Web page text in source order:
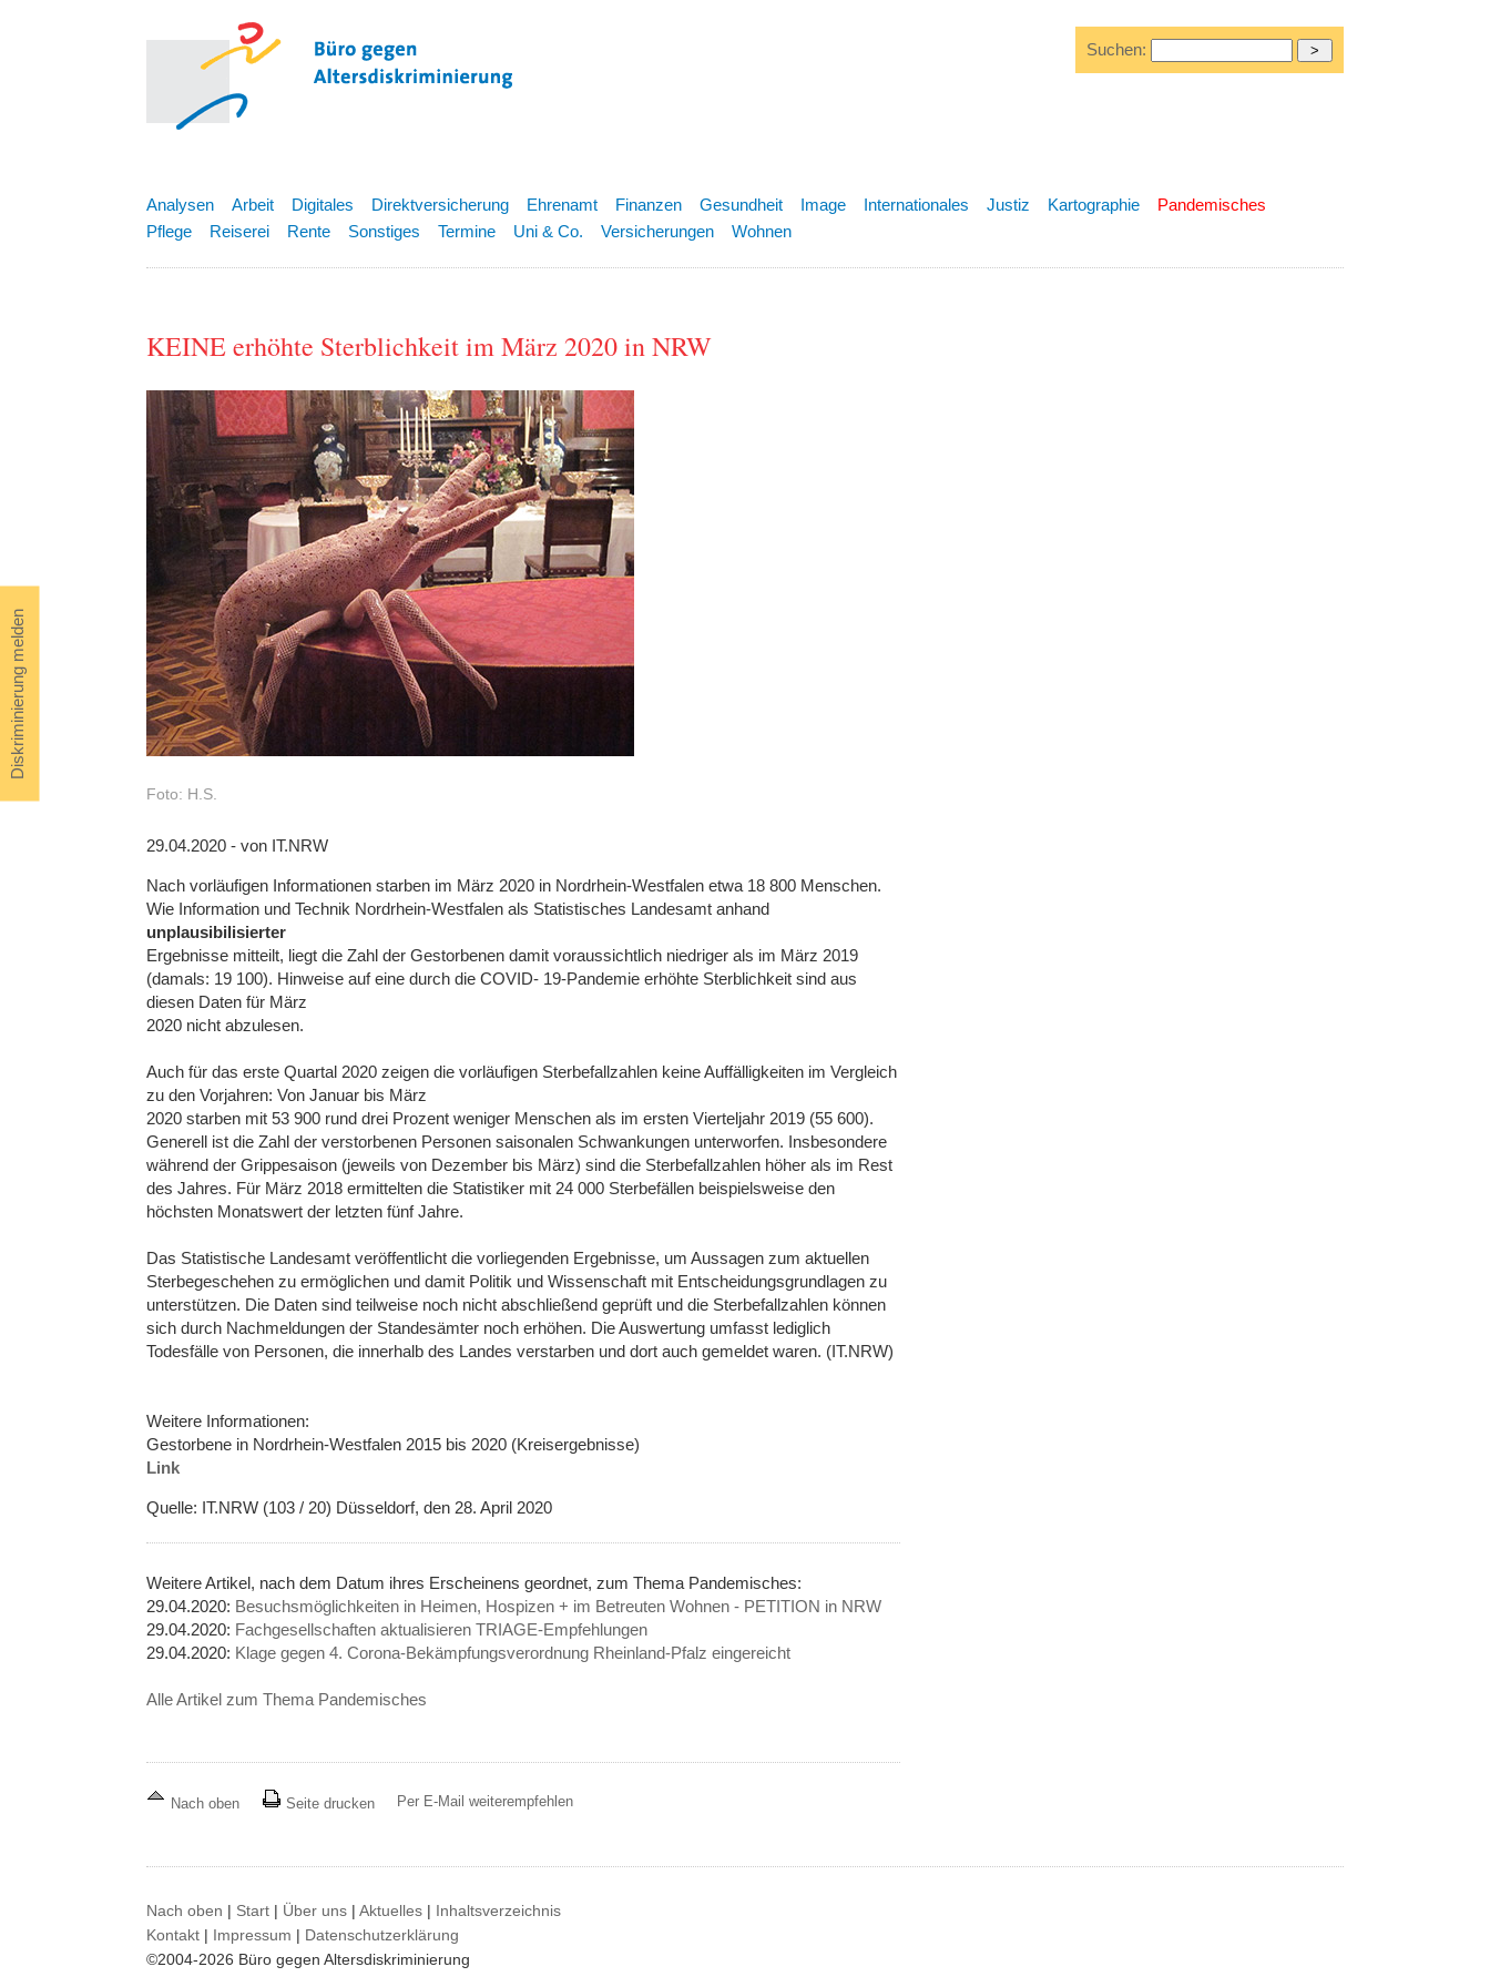
Diskriminierung melden
Suchen:
Analysen Arbeit Digitales Direktversicherung Ehrenamt Finanzen Gesundheit Image Internationales Justiz Kartographie
Pandemisches
Pflege
Reiserei Rente Sonstiges Termine Uni & Co. Versicherungen Wohnen
KEINE erhöhte Sterblichkeit im März 2020 in NRW
Foto: H.S.
29.04.2020 - von IT.NRW
Nach vorläufigen Informationen starben im März 2020 in Nordrhein-Westfalen etwa 18 800 Menschen.
Wie Information und Technik Nordrhein-Westfalen als Statistisches Landesamt anhand
unplausibilisierter
Ergebnisse mitteilt, liegt die Zahl der Gestorbenen damit voraussichtlich niedriger als im März 2019
(damals: 19 100). Hinweise auf eine durch die COVID- 19-Pandemie erhöhte Sterblichkeit sind aus
diesen Daten für März
2020 nicht abzulesen.
Auch für das erste Quartal 2020 zeigen die vorläufigen Sterbefallzahlen keine Auffälligkeiten im Vergleich
zu den Vorjahren: Von Januar bis März
2020 starben mit 53 900 rund drei Prozent weniger Menschen als im ersten Vierteljahr 2019 (55 600).
Generell ist die Zahl der verstorbenen Personen saisonalen Schwankungen unterworfen. Insbesondere
während der Grippesaison (jeweils von Dezember bis März) sind die Sterbefallzahlen höher als im Rest
des Jahres. Für März 2018 ermittelten die Statistiker mit 24 000 Sterbefällen beispielsweise den
höchsten Monatswert der letzten fünf Jahre.
Das Statistische Landesamt veröffentlicht die vorliegenden Ergebnisse, um Aussagen zum aktuellen
Sterbegeschehen zu ermöglichen und damit Politik und Wissenschaft mit Entscheidungsgrundlagen zu
unterstützen. Die Daten sind teilweise noch nicht abschließend geprüft und die Sterbefallzahlen können
sich durch Nachmeldungen der Standesämter noch erhöhen. Die Auswertung umfasst lediglich
Todesfälle von Personen, die innerhalb des Landes verstarben und dort auch gemeldet waren. (IT.NRW)
Weitere Informationen:
Gestorbene in Nordrhein-Westfalen 2015 bis 2020 (Kreisergebnisse)
Link
Quelle: IT.NRW (103 / 20) Düsseldorf, den 28. April 2020
Weitere Artikel, nach dem Datum ihres Erscheinens geordnet, zum Thema Pandemisches:
29.04.2020: Besuchsmöglichkeiten in Heimen, Hospizen + im Betreuten Wohnen - PETITION in NRW
29.04.2020: Fachgesellschaften aktualisieren TRIAGE-Empfehlungen
29.04.2020: Klage gegen 4. Corona-Bekämpfungsverordnung Rheinland-Pfalz eingereicht
Alle Artikel zum Thema Pandemisches
Nach oben Seite drucken Per E-Mail weiterempfehlen
Nach oben | Start | Über uns | Aktuelles | Inhaltsverzeichnis
Kontakt | Impressum | Datenschutzerklärung
©2004-2026 Büro gegen Altersdiskriminierung